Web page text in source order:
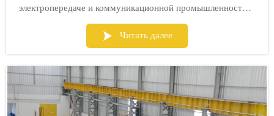
электропередаче и коммуникационной промышленности.
 Читать далее